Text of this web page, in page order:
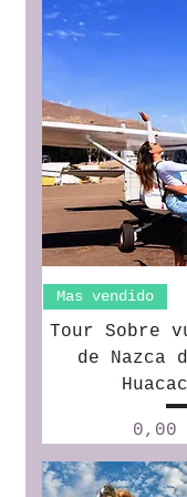
Mas vendido
Tour Sobre
de Nazca
0,00